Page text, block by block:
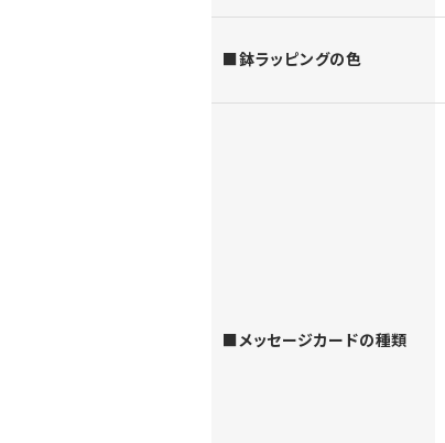
■鉢ラッピングの色
■メッセージカードの種類